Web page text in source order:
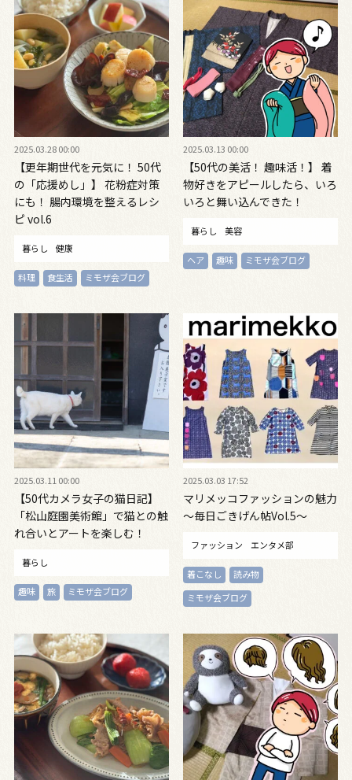
2025.03.28 00:00
【更年期世代を元気に！ 50代
の「応援めし」】 花粉症対策
にも！ 腸内環境を整えるレシ
ピ vol.6
暮らし 健康
料理 食生活 ミモザ会ブログ
2025.03.13 00:00
【50代の美活！ 趣味活！】 着
物好きをアピールしたら、いろ
いろと舞い込んできた！
暮らし 美容
ヘア 趣味 ミモザ会ブログ
2025.03.11 00:00
【50代カメラ女子の猫日記】
「松山庭園美術館」で猫との触
れ合いとアートを楽しむ！
暮らし
趣味 旅 ミモザ会ブログ
2025.03.03 17:52
マリメッコファッションの魅力
～毎日ごきげん帖Vol.5～
ファッション エンタメ部
着こなし
読み物
ミモザ会ブログ